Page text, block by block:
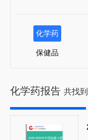
化学药
保健品
化学药报告 共找到
2025-2031年中国盐酸小檗